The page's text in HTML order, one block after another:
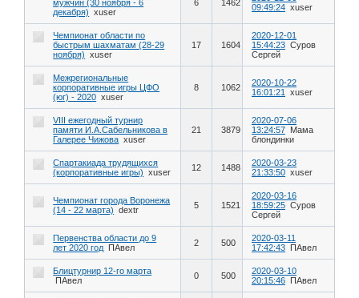
мужчин (30 ноября - 6
декабря)
xuser
6 1462
09:49:24 xuser
Чемпионат области по
быстрым шахматам (28-29
ноября)
xuser
17 1604
2020-12-01
15:44:23 Суров
Сергей
Межрегиональные
корпоративные игры ЦФО
(юг) - 2020 xuser
8 1062
2020-10-22
16:01:21
xuser
VIII ежегодный турнир
памяти И.А.Сабельникова в
Галерее Чижова xuser
21 3879
2020-07-06
13:24:57 Мама
блондинки
Спартакиада трудящихся
(корпоративные игры)
xuser 12 1488
2020-03-23
21:33:50 xuser
Чемпионат города Воронежа
(14 - 22 марта)
dextr 5 1521
2020-03-16
18:59:25 Суров
Сергей
Первенства области до 9
лет 2020 год
ПАвел 2 500
2020-03-11
17:42:43
ПАвел
Блицтурнир 12-го марта
ПАвел
0 500
2020-03-10
20:15:46
ПАвел